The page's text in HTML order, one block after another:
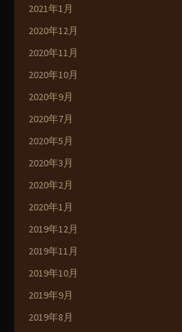
2021年1月
2020年12月
2020年11月
2020年10月
2020年9月
2020年7月
2020年5月
2020年3月
2020年2月
2020年1月
2019年12月
2019年11月
2019年10月
2019年9月
2019年8月